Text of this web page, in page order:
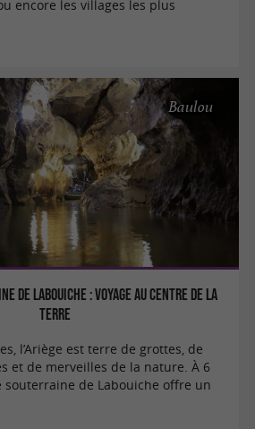
encore les villages les plus
de Labouiche : voyage au centre de la
Terre
Baulou
l’Ariège est terre de grottes, de
et de merveilles de la nature. À 6
souterraine de Labouiche offre un